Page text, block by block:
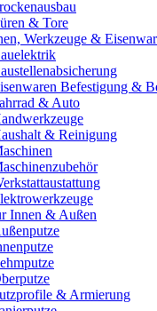
& Tore
Werkzeuge &
Befestigung &
& Auto
& Reinigung
Innen & Außen
& Armierung